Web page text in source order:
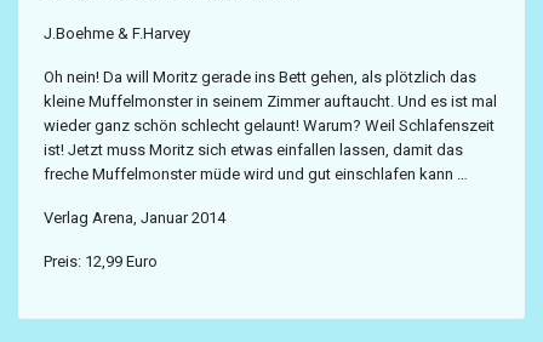
J.Boehme & F.Harvey
Oh nein! Da will Moritz gerade ins Bett gehen, als plötzlich das
kleine Muffelmonster in seinem Zimmer auftaucht. Und es ist mal
wieder ganz schön schlecht gelaunt! Warum? Weil Schlafenszeit
ist! Jetzt muss Moritz sich etwas einfallen lassen, damit das
freche Muffelmonster müde wird und gut einschlafen kann …
Verlag Arena, Januar 2014
Preis: 12,99 Euro